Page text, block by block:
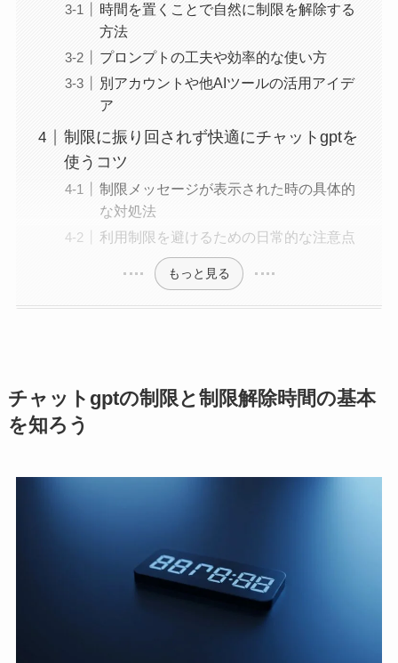
時間を置くことで自然に制限を解除する
方法
プロンプトの工夫や効率的な使い方
別アカウントや他AIツールの活用アイデ
ア
制限に振り回されず快適にチャットgptを
使うコツ
制限メッセージが表示された時の具体的
な対処法
利用制限を避けるための日常的な注意点
もっと見る
チャットgptの制限と制限解除時間の基本
を知ろう